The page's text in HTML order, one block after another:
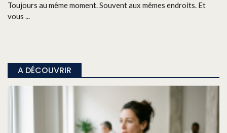
Toujours au même moment. Souvent aux mêmes endroits. Et
vous ...
A DÉCOUVRIR